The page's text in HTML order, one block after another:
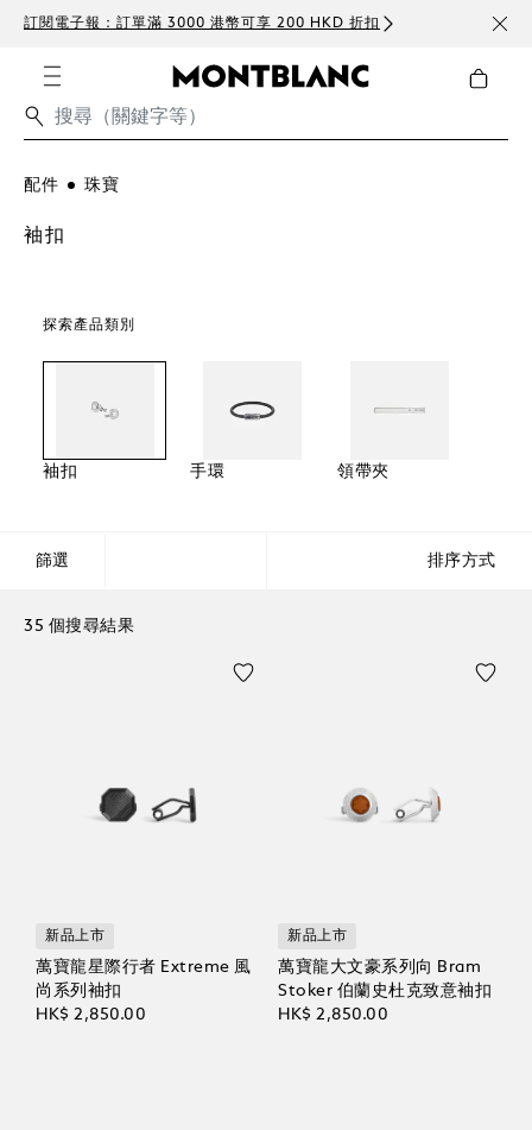
訂閱電子報：訂單滿 3000 港幣可享 200 HKD 折扣 免費
配件 珠寶
袖扣
探索產品類別
袖扣 手環 領帶夾
篩選 排序方式
35 個搜尋結果
新品上市
萬寶龍星際行者 Extreme 風
尚系列袖扣
HK$ 2,850.00
新品上市
萬寶龍大文豪系列向 Bram
Stoker 伯蘭史杜克致意袖扣
HK$ 2,850.00